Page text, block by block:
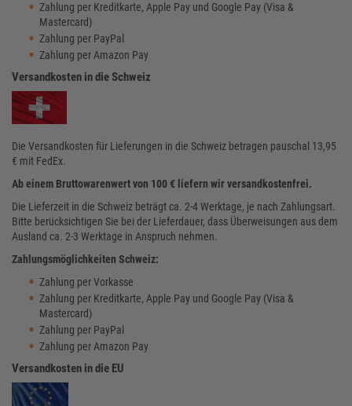
Zahlung per Kreditkarte, Apple Pay und Google Pay (Visa &
Mastercard)
Zahlung per PayPal
Zahlung per Amazon Pay
Versandkosten in die Schweiz
Die Versandkosten für Lieferungen in die Schweiz betragen pauschal 13,95
€ mit FedEx.
Ab einem Bruttowarenwert von 100 € liefern wir versandkostenfrei.
Die Lieferzeit in die Schweiz beträgt ca. 2-4 Werktage, je nach Zahlungsart.
Bitte berücksichtigen Sie bei der Lieferdauer, dass Überweisungen aus dem
Ausland ca. 2-3 Werktage in Anspruch nehmen.
Zahlungsmöglichkeiten Schweiz:
Zahlung per Vorkasse
Zahlung per Kreditkarte, Apple Pay und Google Pay (Visa &
Mastercard)
Zahlung per PayPal
Zahlung per Amazon Pay
Versandkosten in die EU